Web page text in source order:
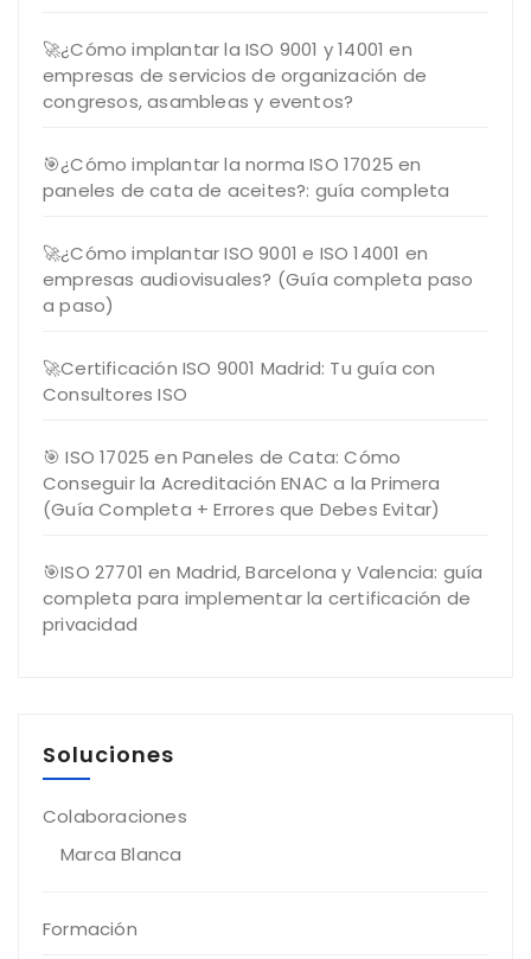
🚀¿Cómo implantar la ISO 9001 y 14001 en
empresas de servicios de organización de
congresos, asambleas y eventos?
🎯¿Cómo implantar la norma ISO 17025 en
paneles de cata de aceites?: guía completa
🚀¿Cómo implantar ISO 9001 e ISO 14001 en
empresas audiovisuales? (Guía completa paso
a paso)
🚀Certificación ISO 9001 Madrid: Tu guía con
Consultores ISO
🎯 ISO 17025 en Paneles de Cata: Cómo
Conseguir la Acreditación ENAC a la Primera
(Guía Completa + Errores que Debes Evitar)
🎯ISO 27701 en Madrid, Barcelona y Valencia: guía
completa para implementar la certificación de
privacidad
Soluciones
Colaboraciones
Marca Blanca
Formación